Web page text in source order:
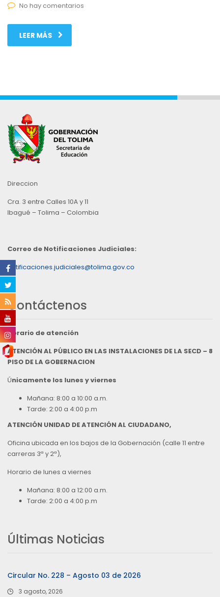
No hay comentarios
LEER MÁS
Direccion
Cra. 3 entre Calles 10A y 11
Ibagué – Tolima – Colombia
Correo de Notificaciones Judiciales:
notificaciones.judiciales@tolima.gov.co
Contáctenos
Horario de atención
ATENCIÓN AL PÚBLICO EN LAS INSTALACIONES DE LA SECD – 8
PISO DE LA GOBERNACION
Únicamente los lunes y viernes
Mañana: 8:00 a 10:00 a.m.
Tarde: 2:00 a 4:00 p.m
ATENCIÓN UNIDAD DE ATENCIÓN AL CIUDADANO,
Oficina ubicada en los bajos de la Gobernación (calle 11 entre
carreras 3ª y 2ª),
Horario de lunes a viernes
Mañana: 8:00 a 12:00 a.m.
Tarde: 2:00 a 4:00 p.m
Últimas Noticias
Circular No. 228 – Agosto 03 de 2026
3 agosto, 2026